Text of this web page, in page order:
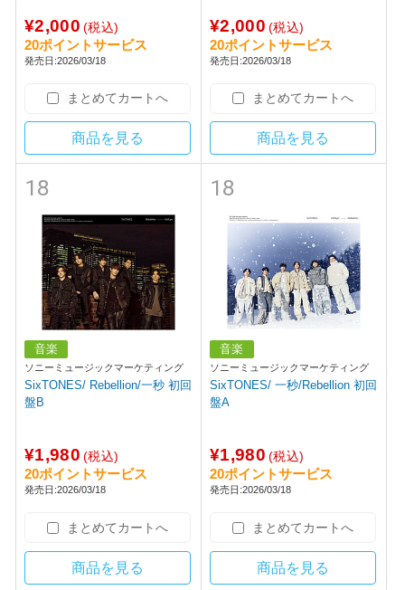
¥2,000 (税込)
20ポイントサービス
発売日:2026/03/18
まとめてカートへ
商品を見る
¥2,000 (税込)
20ポイントサービス
発売日:2026/03/18
まとめてカートへ
商品を見る
18
音楽
ソニーミュージックマーケティング
SixTONES/ Rebellion/一秒 初回
盤B
¥1,980 (税込)
20ポイントサービス
発売日:2026/03/18
まとめてカートへ
商品を見る
18
音楽
ソニーミュージックマーケティング
SixTONES/ 一秒/Rebellion 初回
盤A
¥1,980 (税込)
20ポイントサービス
発売日:2026/03/18
まとめてカートへ
商品を見る